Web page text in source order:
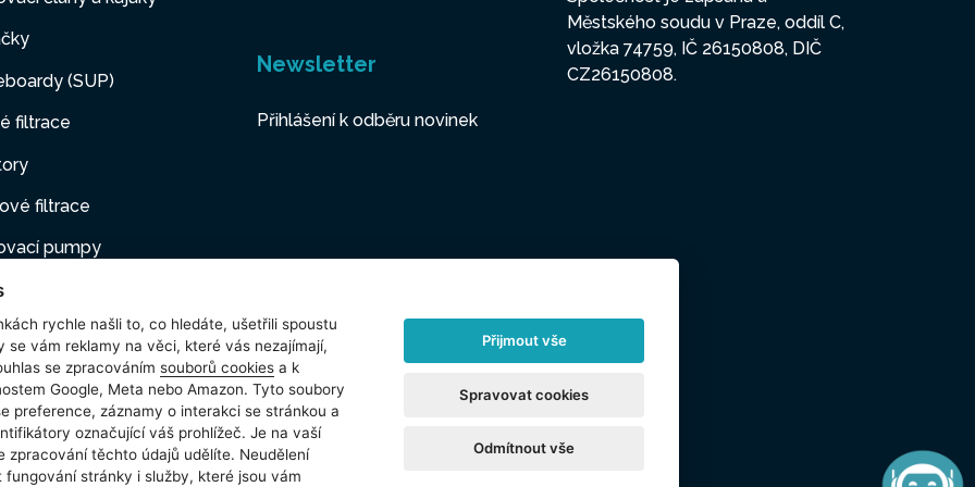
(SUP)
filtrace
filtrace
pumpy
nábytek
mazlíčci
Newsletter
Přihlášení k odběru novinek
Městského soudu v Praze, oddíl C,
vložka 74759, IČ 26150808, DIČ
CZ26150808.
rychle našli to, co hledáte, ušetřili spoustu
se vám reklamy na věci, které vás nezajímají,
se zpracováním souborů cookies a k
Google, Meta nebo Amazon. Tyto soubory
preference, záznamy o interakci se stránkou a
označující váš prohlížeč. Je na vaší
zpracování těchto údajů udělíte. Neudělení
fungování stránky i služby, které jsou vám
Přijmout vše
Spravovat cookies
Odmítnout vše